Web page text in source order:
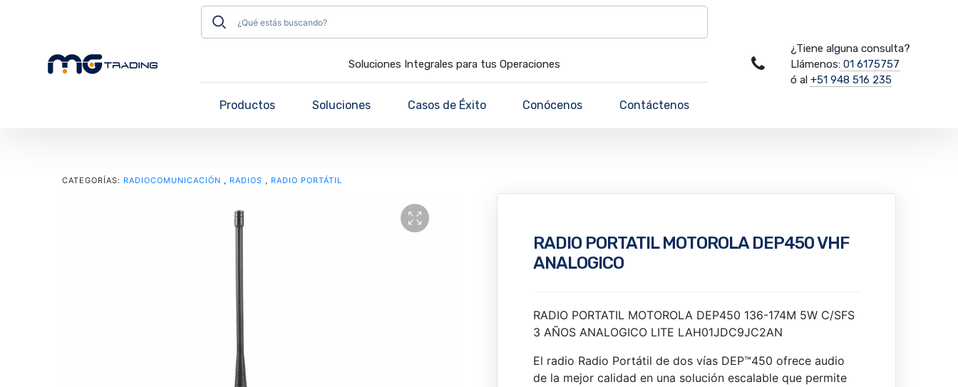
Soluciones Integrales para tus Operaciones
Productos Soluciones Casos de Éxito Conócenos Contáctenos
¿Tiene alguna consulta?
Llámenos:01 6175757
ó al +51 948 516 235
CATEGORÍAS: RADIOCOMUNICACIÓN , RADIOS , RADIO PORTÁTIL
RADIO PORTATIL MOTOROLA DEP450 VHF
ANALOGICO
RADIO PORTATIL MOTOROLA DEP450 136-174M 5W C/SFS
3 AÑOS ANALOGICO LITE LAH01JDC9JC2AN
El radio Radio Portátil de dos vías DEP™450 ofrece audio
de la mejor calidad en una solución escalable que permite